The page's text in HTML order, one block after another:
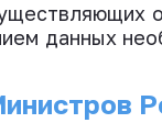
данных